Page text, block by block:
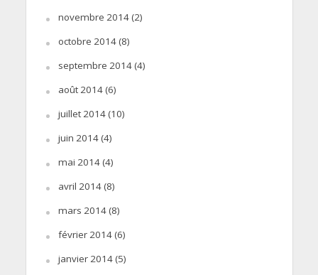
novembre 2014(2)
octobre 2014(8)
septembre 2014(4)
août 2014(6)
juillet 2014(10)
juin 2014(4)
mai 2014(4)
avril 2014(8)
mars 2014(8)
février 2014(6)
janvier 2014(5)